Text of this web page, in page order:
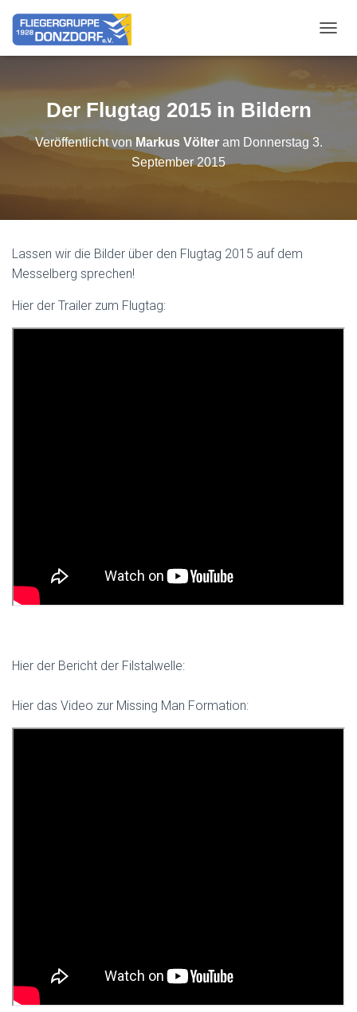
Der Flugtag 2015 in Bildern
Veröffentlicht vonMarkus Völteram Donnerstag 3.
September 2015
Lassen wir die Bilder über den Flugtag 2015 auf dem
Messelberg sprechen!
Hier der Trailer zum Flugtag:
Hier der Bericht der Filstalwelle:
Hier das Video zur Missing Man Formation: